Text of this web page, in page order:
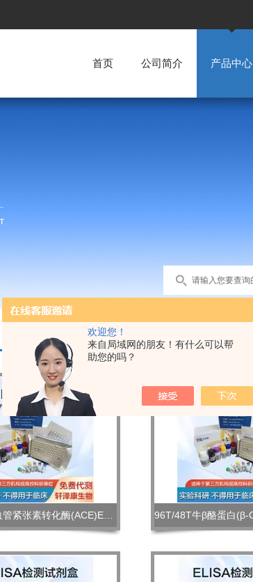
欢迎您！
来自局域网的朋友！有什么可以帮
助您的吗？
首页 公司简介 产品中心